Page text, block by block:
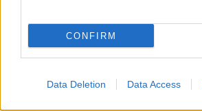
CONFIRM
Data Deletion Data Access